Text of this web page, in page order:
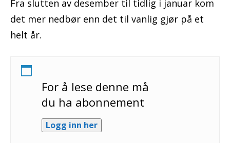
Fra slutten av desember til tidlig i januar kom
det mer nedbør enn det til vanlig gjør på et
helt år.
For å lese denne må
du ha abonnement
Logg inn her